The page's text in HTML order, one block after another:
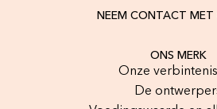
NEEM CONTACT MET
ONS MERK
Onze
De